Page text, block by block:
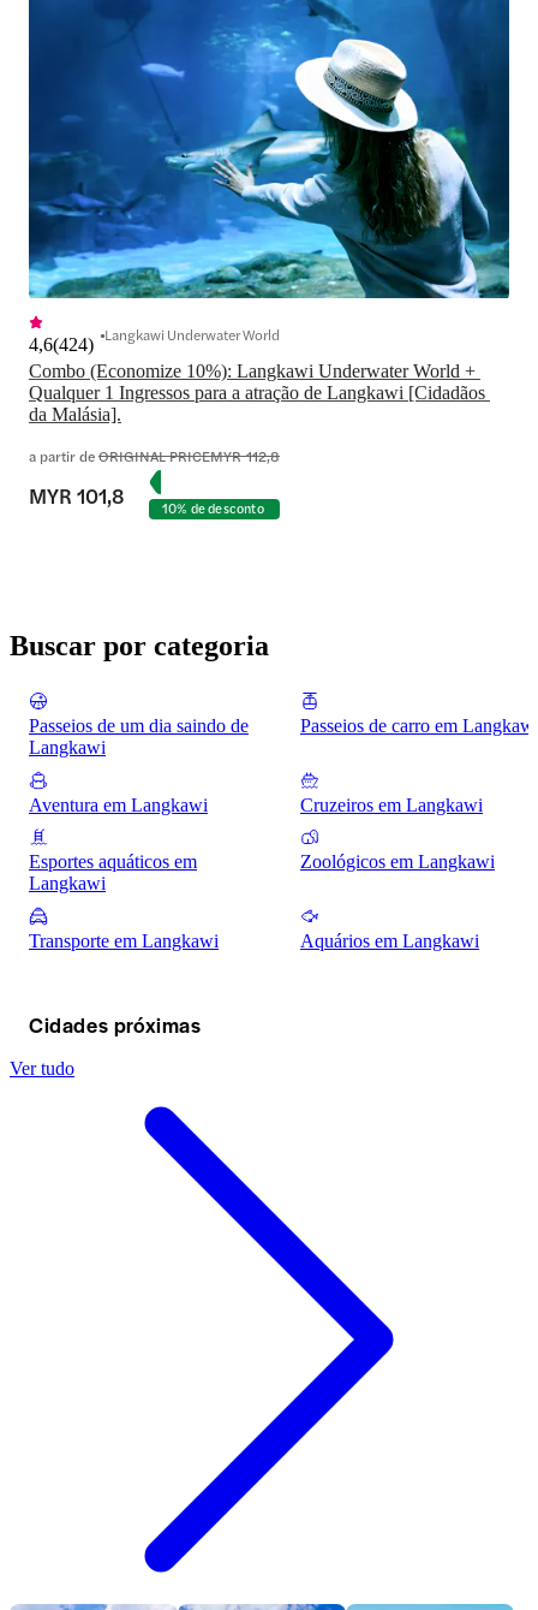
Combo (Economize 10%): Langkawi Underwater World +
Qualquer 1 Ingressos para a atração de Langkawi [Cidadãos
da Malásia].
4,6(424) Langkawi Underwater World
a partir deORIGINAL PRICEMYR 112,8
MYR 101,8 10% de desconto
Buscar por categoria
Passeios de um dia saindo de
Langkawi
Passeios de carro em Langkawi
Aventura em Langkawi Cruzeiros em Langkawi
Esportes aquáticos em
Langkawi
Zoológicos em Langkawi
Transporte em Langkawi Aquários em Langkawi
Cidades próximas
Ver tudo